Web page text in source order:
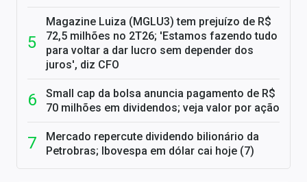
Magazine Luiza (MGLU3) tem prejuízo de R$
72,5 milhões no 2T26; 'Estamos fazendo tudo
para voltar a dar lucro sem depender dos
juros', diz CFO
Small cap da bolsa anuncia pagamento de R$
70 milhões em dividendos; veja valor por ação
Mercado repercute dividendo bilionário da
Petrobras; Ibovespa em dólar cai hoje (7)